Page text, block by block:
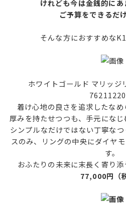
けれども今は金銭的にあ
ご予算をできるだ
そんな方におすすめな
ホワイトゴールド マリッ
着け心地の良さを追求したなめ
厚みを持たせつつも、手元にな
シンプルなだけではない丁寧な
スのみ、リングの中央にダイヤ
す。
おふたりの未来に末長く寄り添
77,000円（